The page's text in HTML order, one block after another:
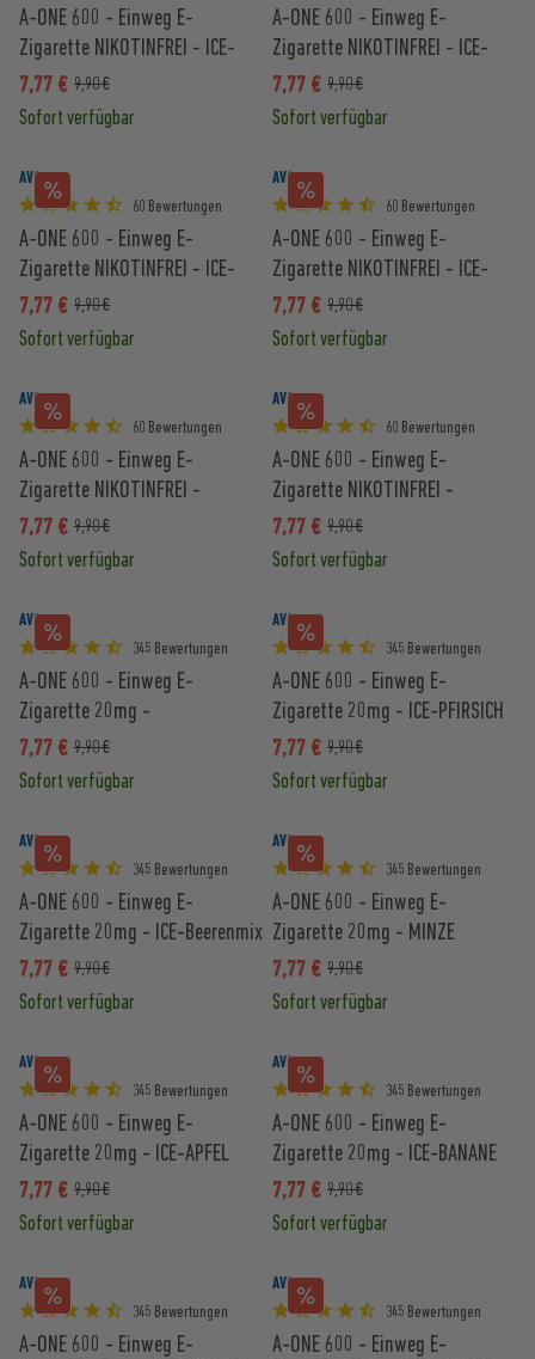
A-ONE 600 - Einweg E-
Zigarette NIKOTINFREI - ICE-
APFEL
7,77 € 9,90 €
Sofort verfügbar
A-ONE 600 - Einweg E-
Zigarette NIKOTINFREI - ICE-
BANANE
7,77 € 9,90 €
Sofort verfügbar
AVORIA
60 Bewertungen
A-ONE 600 - Einweg E-
Zigarette NIKOTINFREI - ICE-
TRAUBE
7,77 € 9,90 €
Sofort verfügbar
AVORIA
60 Bewertungen
A-ONE 600 - Einweg E-
Zigarette NIKOTINFREI - ICE-
MANGO
7,77 € 9,90 €
Sofort verfügbar
AVORIA
60 Bewertungen
A-ONE 600 - Einweg E-
Zigarette NIKOTINFREI -
ANANAS-KOKOS
7,77 € 9,90 €
Sofort verfügbar
AVORIA
60 Bewertungen
A-ONE 600 - Einweg E-
Zigarette NIKOTINFREI -
BLAUBEERE
7,77 € 9,90 €
Sofort verfügbar
AVORIA
345 Bewertungen
A-ONE 600 - Einweg E-
Zigarette 20mg -
WASSERMELONE
7,77 € 9,90 €
Sofort verfügbar
AVORIA
345 Bewertungen
A-ONE 600 - Einweg E-
Zigarette 20mg - ICE-PFIRSICH
7,77 € 9,90 €
Sofort verfügbar
AVORIA
345 Bewertungen
A-ONE 600 - Einweg E-
Zigarette 20mg - ICE-Beerenmix
7,77 € 9,90 €
Sofort verfügbar
AVORIA
345 Bewertungen
A-ONE 600 - Einweg E-
Zigarette 20mg - MINZE
7,77 € 9,90 €
Sofort verfügbar
AVORIA
345 Bewertungen
A-ONE 600 - Einweg E-
Zigarette 20mg - ICE-APFEL
7,77 € 9,90 €
Sofort verfügbar
AVORIA
345 Bewertungen
A-ONE 600 - Einweg E-
Zigarette 20mg - ICE-BANANE
7,77 € 9,90 €
Sofort verfügbar
AVORIA
345 Bewertungen
A-ONE 600 - Einweg E-
AVORIA
345 Bewertungen
A-ONE 600 - Einweg E-